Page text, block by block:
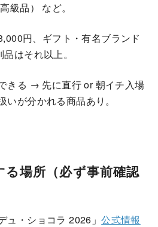
級品） など。
円、ギフト・有名ブランド
はそれ以上。
きる → 先に直行 or 朝イチ入場
が分かれる商品あり。
る場所（必ず事前確認
ュ・ショコラ 2026」公式情報